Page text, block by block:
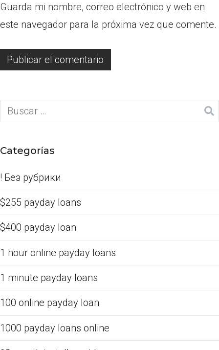
Guarda mi nombre, correo electrónico y web en
este navegador para la próxima vez que comente.
Categorías
! Без рубрики
$255 payday loans
$400 payday loan
1 hour online payday loans
1 minute payday loans
100 online payday loan
1000 payday loans online